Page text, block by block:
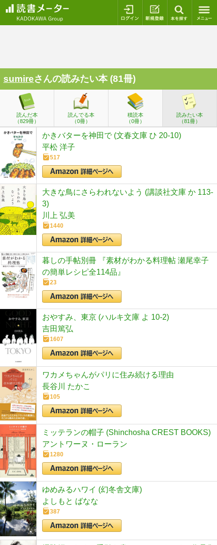
ログイン 新規登録
sumireさんの読みたい本 (81冊)
読んだ本
（829冊）
読んでる本
（0冊）
積読本
（0冊）
読みたい本
（81冊）
かきバターを神田で (文春文庫 ひ 20-10)
平松 洋子
517
大きな鳥にさらわれないよう (講談社文庫 か 113-
3)
川上 弘美
1440
暮しの手帖別冊 『素材がわかる料理帖 瀬尾幸子
の簡単レシピ全114品』
23
おやすみ、東京 (ハルキ文庫 よ 10-2)
吉田篤弘
1607
ワカメちゃんがパリに住み続ける理由
長谷川 たかこ
105
ミッテランの帽子 (Shinchosha CREST BOOKS)
アントワーヌ・ローラン
1280
ゆめみるハワイ (幻冬舎文庫)
よしもと ばなな
387